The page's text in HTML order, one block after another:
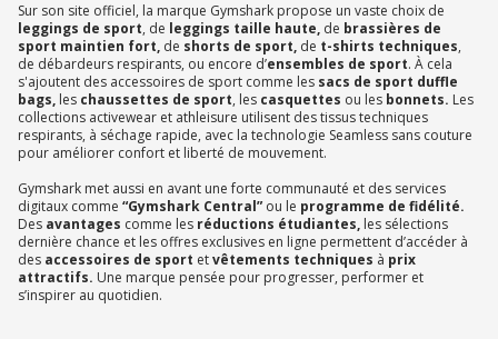
Sur son site officiel, la marque Gymshark propose un vaste choix de
leggings de sport, de leggings taille haute, de brassières de
sport maintien fort, de shorts de sport, de t-shirts techniques,
de débardeurs respirants, ou encore d’ensembles de sport. À cela
s'ajoutent des accessoires de sport comme les sacs de sport duffle
bags, les chaussettes de sport, les casquettes ou les bonnets. Les
collections activewear et athleisure utilisent des tissus techniques
respirants, à séchage rapide, avec la technologie Seamless sans couture
pour améliorer confort et liberté de mouvement.
Gymshark met aussi en avant une forte communauté et des services
digitaux comme “Gymshark Central” ou le programme de fidélité.
Des avantages comme les réductions étudiantes, les sélections
dernière chance et les offres exclusives en ligne permettent d’accéder à
des accessoires de sport etvêtements techniques à prix
attractifs. Une marque pensée pour progresser, performer et
s’inspirer au quotidien.